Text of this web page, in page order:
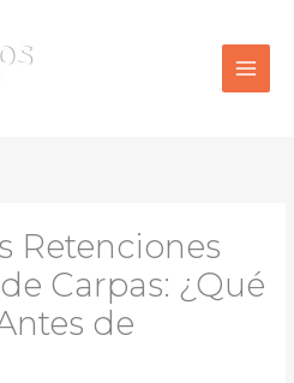
Retenciones
Carpas: ¿Qué
de